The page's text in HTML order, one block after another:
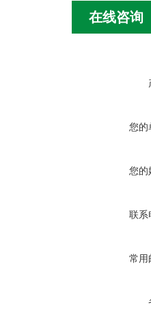
在线咨询
您的
您的
联系
常用